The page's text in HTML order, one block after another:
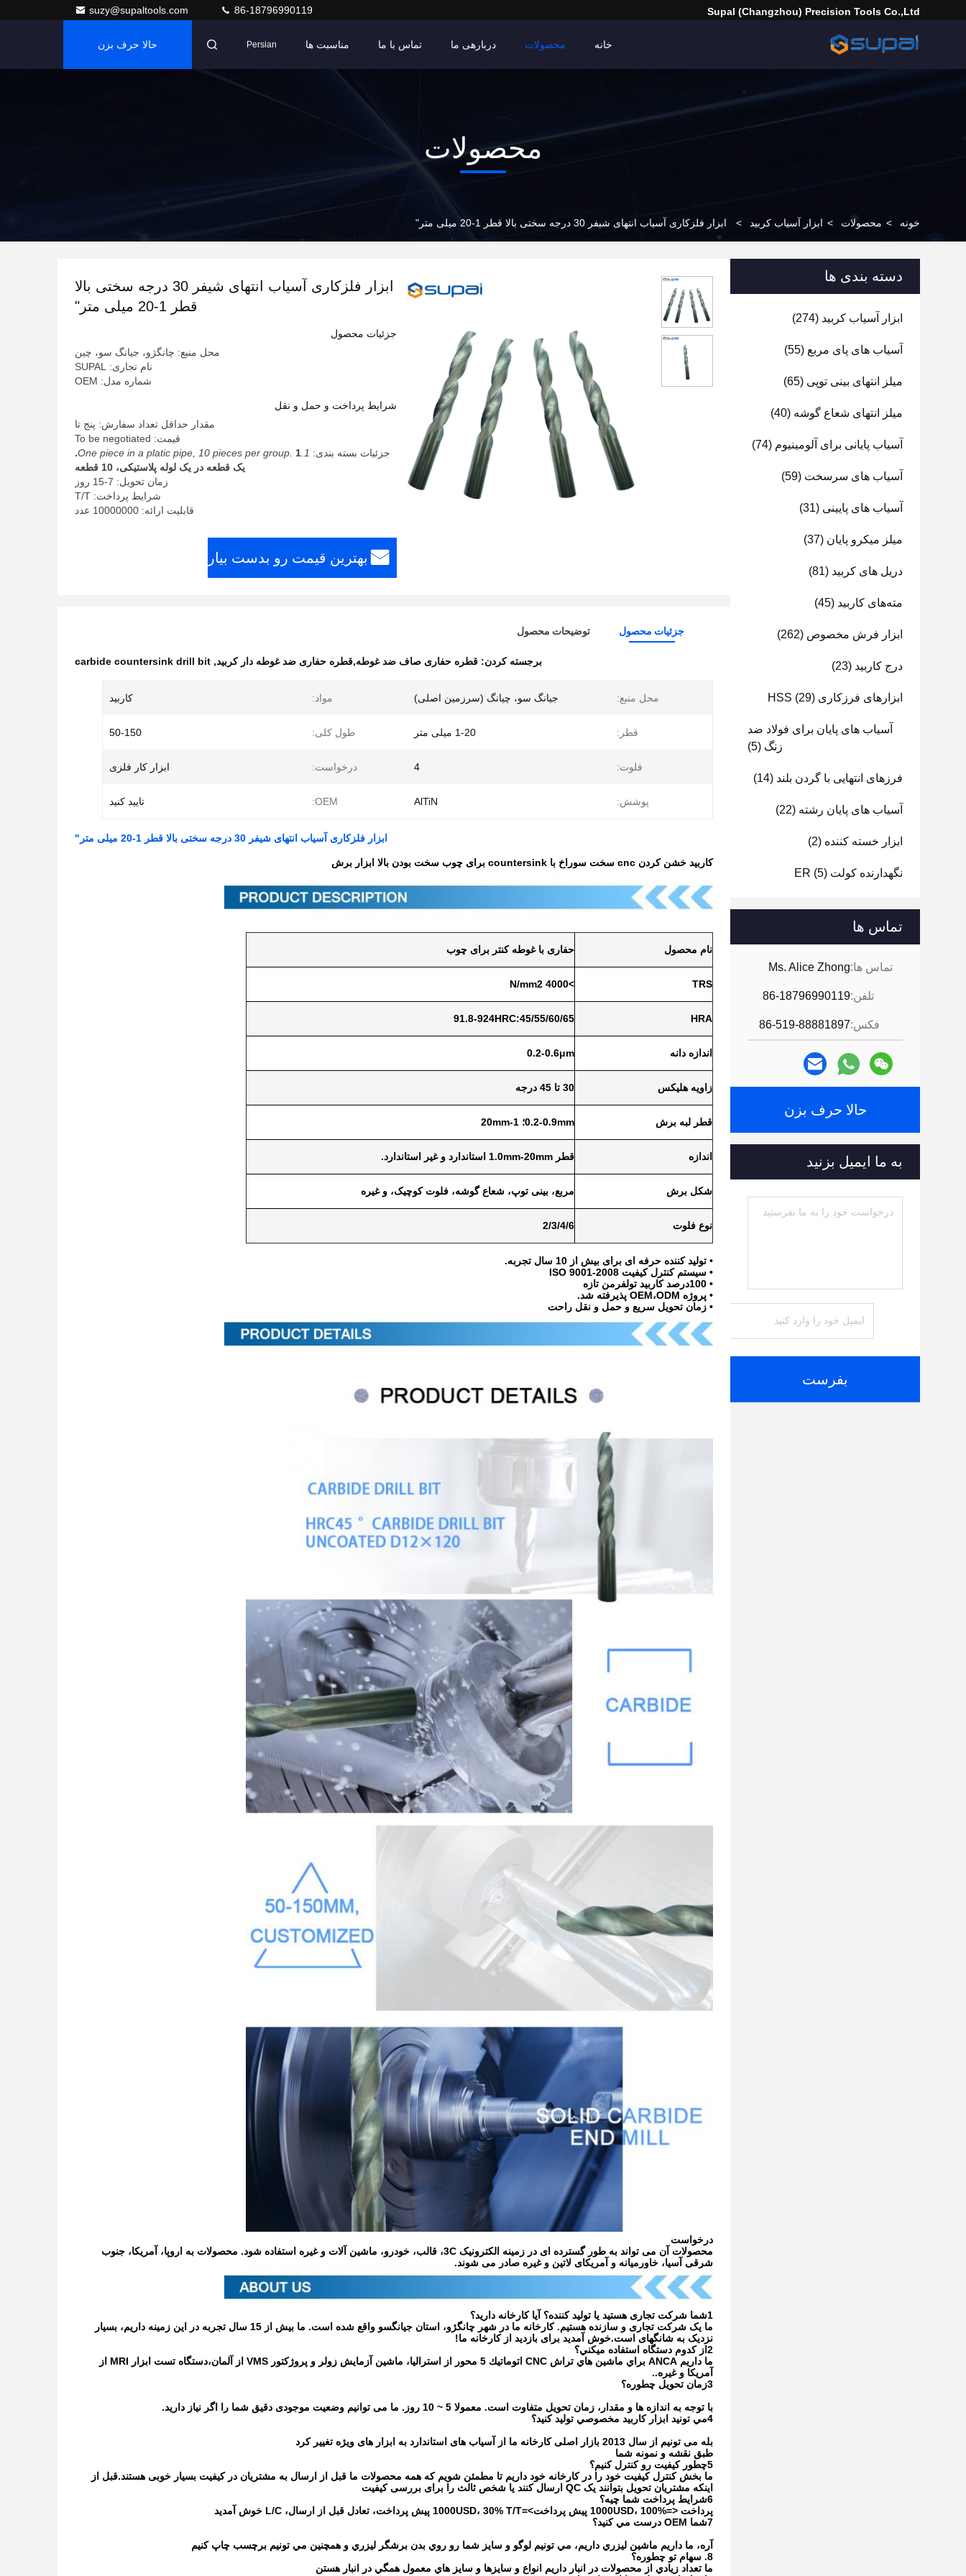
Supal (Changzhou) Precision Tools Co.,Ltd
suzy@supaltools.com 86-18796990119
خانه محصولات دربارهی ما تماس با ما مناسبت ها Persian حالا حرف بزن
محصولات
خونه > محصولات > ابزار آسیاب کربید > ابزار فلزکاری آسیاب انتهای شیفر 30 درجه سختی بالا قطر 1-20 میلی متر"
دسته بندی ها
ابزار آسیاب کربید (274)
آسیاب های پای مربع (55)
میلز انتهای بینی توپی (65)
میلز انتهای شعاع گوشه (40)
آسیاب پایانی برای آلومینیوم (74)
آسیاب های سرسخت (59)
آسیاب های پایینی (31)
میلز میکرو پایان (37)
دریل های کربید (81)
مته‌های کاربید (45)
ابزار فرش مخصوص (262)
درج کاربید (23)
ابزارهای فرزکاری HSS (29)
آسیاب های پایان برای فولاد ضد
زنگ (5)
فرزهای انتهایی با گردن بلند (14)
آسیاب های پایان رشته (22)
ابزار خسته کننده (2)
نگهدارنده کولت ER (5)
تماس ها
تماس ها:Ms. Alice Zhong
تلفن:86-18796990119
فکس:86-519-88881897
حالا حرف بزن
به ما ایمیل بزنید
بفرست
ابزار فلزکاری آسیاب انتهای شیفر 30 درجه سختی بالا
قطر 1-20 میلی متر"
جزئیات محصول
محل منبع: چانگژو، جیانگ سو، چین
نام تجاری: SUPAL
شماره مدل: OEM
شرایط پرداخت و حمل و نقل
مقدار حداقل تعداد سفارش: پنج تا
قیمت: To be negotiated
جزئیات بسته بندی: 1.One piece in a platic pipe, 10 pieces per group.
1.
یک قطعه در یک لوله پلاستیکی، 10 قطعه
زمان تحویل: 7-15 روز
شرایط پرداخت: T/T
قابلیت ارائه: 10000000 عدد
بهترین قیمت رو بدست بیار
جزئیات محصول توضیحات محصول
برجسته کردن: قطره حفاری صاف ضد غوطه,قطره حفاری ضد غوطه دار کربید,
carbide countersink drill bit
محل منبع: جیانگ سو، چیانگ (سرزمین اصلی) مواد: کاربید
قطر: 1-20 میلی متر طول کلی: 50-150
فلوت: 4 درخواست: ابزار کار فلزی
پوشش: AlTiN
OEM: تایید کنید
ابزار فلزکاری آسیاب انتهای شیفر 30 درجه سختی بالا قطر 1-20 میلی متر"
کاربید خشن کردن cnc سخت سوراخ با countersink برای چوب سخت بودن بالا ابزار برش
نام محصول حفاری با غوطه کنتر برای چوب
TRS
>4000 N/mm2
HRA
91.8-924HRC:45/55/60/65
اندازه دانه 0.2-0.6μm
زاویه هلیکس 30 تا 45 درجه
قطر لبه برش 0.2-0.9mm؛ 1-20mm
اندازه قطر 1.0mm-20mm استاندارد و غیر استاندارد.
شکل برش مربع، بینی توپ، شعاع گوشه، فلوت کوچیک، و غیره
نوع فلوت 2/3/4/6
• تولید کننده حرفه ای برای بیش از 10 سال تجربه.
• سیستم کنترل کیفیت ISO 9001-2008
• 100درصد کاربيد تولفرمن تازه
• پروژه OEM،ODM پذیرفته شد.
• زمان تحویل سریع و حمل و نقل راحت
درخواست
محصولات آن می تواند به طور گسترده ای در زمینه الکترونیک 3C، قالب، خودرو، ماشین آلات و غیره استفاده شود. محصولات به اروپا، آمریکا، جنوب
شرقی آسیا، خاورمیانه و آمریکای لاتین و غیره صادر می شوند.
1شما شرکت تجاری هستید یا تولید کننده؟ آیا کارخانه دارید؟
ما یک شرکت تجاری و سازنده هستیم. کارخانه ما در شهر چانگژو، استان جیانگسو واقع شده است. ما بیش از 15 سال تجربه در این زمینه داریم، بسیار
نزدیک به شانگهای است.خوش آمدید برای بازدید از کارخانه ما!
2از کدوم دستگاه استفاده ميکني؟
ما داريم ANCA براي ماشين هاي تراش CNC اتوماتيك 5 محور از استراليا، ماشين آزمايش زولر و پروژکتور VMS از آلمان،دستگاه تست ابزار MRI از
آمریکا و غیره..
3زمان تحویل چطوره؟
با توجه به اندازه ها و مقدار، زمان تحویل متفاوت است. معمولا 5 ~ 10 روز. ما می توانیم وضعیت موجودی دقیق شما را اگر نیاز دارید.
4مي تونيد ابزار کاربيد مخصوصي تولید کنيد؟
بله می تونیم از سال 2013 بازار اصلی کارخانه ما از آسیاب های استاندارد به ابزار های ویژه تغییر کرد
طبق نقشه و نمونه شما
5چطور کیفیت رو کنترل کنیم؟
ما بخش کنترل کیفیت خود را در کارخانه خود داریم تا مطمئن شویم که همه محصولات ما قبل از ارسال به مشتریان در کیفیت بسیار خوبی هستند.قبل از
اینکه مشتریان تحویل بتوانند یک QC ارسال کنند یا شخص ثالث را برای بررسی کیفیت
6شرایط پرداخت شما چيه؟
پرداخت <=1000USD، 100% پیش پرداخت>=1000USD، 30% T/T پیش پرداخت، تعادل قبل از ارسال، L/C خوش آمدید
7شما OEM درست مي کنيد؟
آره، ما داريم ماشين ليزري داريم، مي تونيم لوگو و سايز شما رو روي بدن برشگر ليزري و همچنین مي تونيم برچسب چاپ کنيم
8. سهام تو چطوره؟
ما تعداد زيادي از محصولات در انبار داريم انواع و سايزها و سايز هاي معمول همگي در انبار هستن